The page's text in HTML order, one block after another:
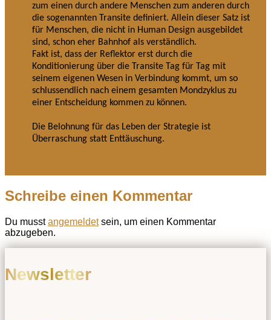
zum einen durch andere Menschen zum anderen durch
die sogenannten Transite definiert. Allein dieser Satz ist
für Menschen, die nicht in Human Design ausgebildet
sind, schon eher Bahnhof als verständlich.
Fakt ist, dass der Reflektor erst durch die
Konditionierung über die Transite Tag für Tag mit
seinem eigenen Wesen in Verbindung kommt, um so
schlussendlich nach einem gesamten Mondzyklus zu
einer Entscheidung kommen zu können.
Die Belohnung für das Leben der Strategie ist
Überraschung statt Enttäuschung.
Schreibe einen Kommentar
Du musstangemeldetsein, um einen Kommentar
abzugeben.
Newsletter